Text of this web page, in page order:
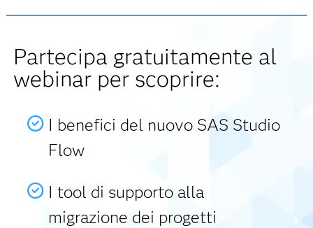
Partecipa gratuitamente al
webinar per scoprire:
I benefici del nuovo SAS Studio
Flow
I tool di supporto alla
migrazione dei progetti